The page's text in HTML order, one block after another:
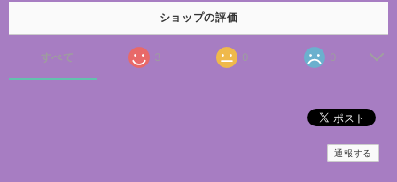
ショップの評価
すべて 3 0 0
通報する